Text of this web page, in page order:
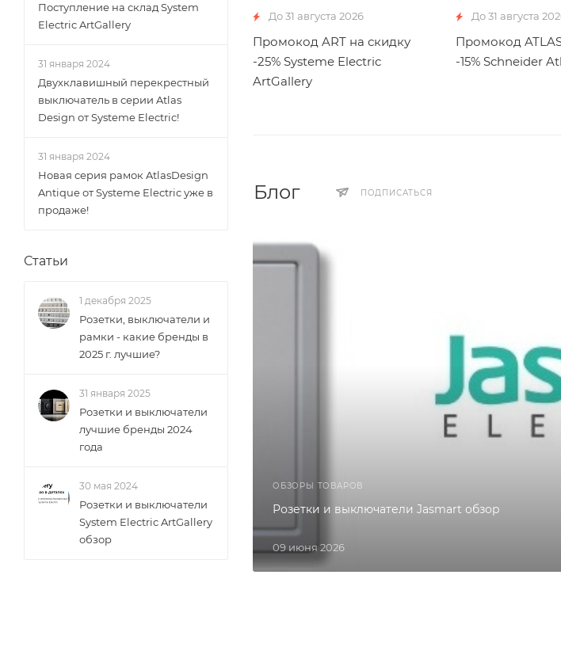
До 31 августа 2026
Промокод ART на скидку
-25% Systeme Electric
ArtGallery
До 31 августа
Промокод
-15% Schneider
Блог ПОДПИСАТЬСЯ
ОБЗОРЫ ТОВАРОВ
09 июня 2026
Розетки и выключатели Jasmart обзор
Поступление на склад System
Electric ArtGallery
31 января 2024
Двухклавишный перекрестный
выключатель в серии Atlas
Design от Systeme Electric!
31 января 2024
Новая серия рамок AtlasDesign
Antique от Systeme Electric уже в
продаже!
Статьи
1 декабря 2025
Розетки, выключатели и
рамки - какие бренды в
2025 г. лучшие?
31 января 2025
Розетки и выключатели
лучшие бренды 2024
года
30 мая 2024
Розетки и выключатели
System Electric ArtGallery
обзор